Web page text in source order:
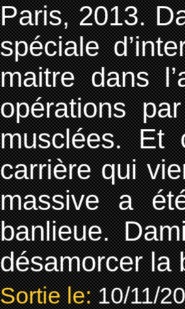
Paris, 2013.
spéciale
maitre dans
opérations
musclées. Et
carrière qui
massive a
banlieue.
désamorcer la
Sortie le: 10/11/